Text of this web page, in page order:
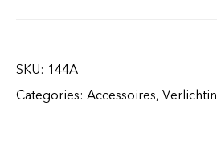
SKU: 144A
Categories: Accessoires,